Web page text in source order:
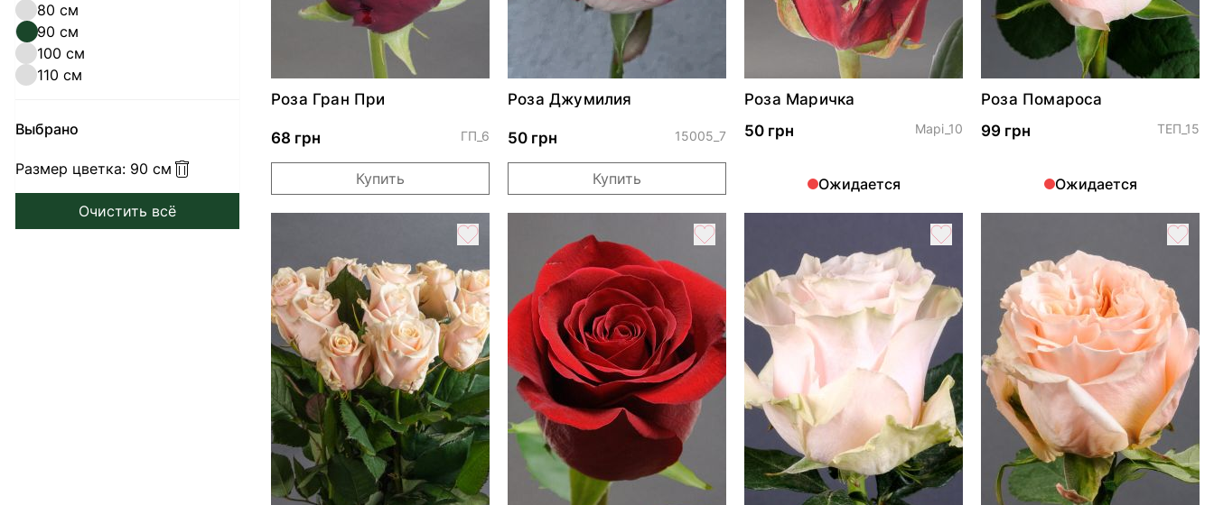
80 см
90 см
100 см
110 см
Выбрано
Размер цветка: 90 см
Очистить всё
Роза Гран При
68 грн ГП_6
Купить
Роза Джумилия
50 грн 15005_7
Купить
Роза Маричка
50 грн
Марі_10
Ожидается
Роза Помароса
99 грн
ТЕП_15
Ожидается